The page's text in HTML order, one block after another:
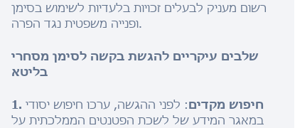
רשום מעניק לבעלים זכויות בלעדיות לשימוש בסימן
ופנייה משפטית נגד הפרה.
שלבים עיקריים להגשת בקשה לסימן מסחרי
בליטא
1. חיפוש מקדים: לפני ההגשה, ערכו חיפוש יסודי
במאגר המידע של לשכת הפטנטים הממלכתית על